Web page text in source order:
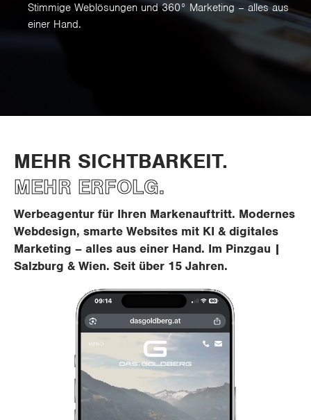
Stimmige Weblösungen und 360° Marketing – alles aus
einer Hand.
MEHR SICHTBARKEIT.
MEHR ERFOLG.
Werbeagentur für Ihren Markenauftritt. Modernes
Webdesign, smarte Websites mit KI & digitales
Marketing – alles aus einer Hand. Im Pinzgau |
Salzburg & Wien. Seit über 15 Jahren.